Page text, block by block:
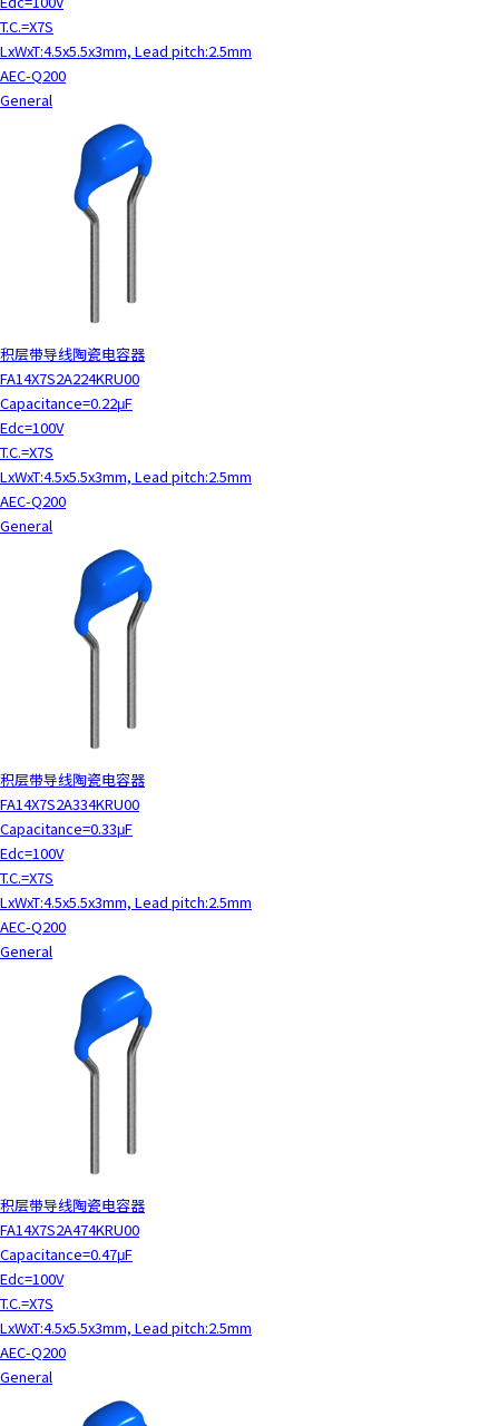
T.C.=X7S
LxWxT:4.5x5.5x3mm, Lead pitch:2.5mm
AEC-Q200
General
积层带导线陶瓷电容器
FA14X7S2A224KRU00
Capacitance=0.22μF
Edc=100V
T.C.=X7S
LxWxT:4.5x5.5x3mm, Lead pitch:2.5mm
AEC-Q200
General
积层带导线陶瓷电容器
FA14X7S2A334KRU00
Capacitance=0.33μF
Edc=100V
T.C.=X7S
LxWxT:4.5x5.5x3mm, Lead pitch:2.5mm
AEC-Q200
General
积层带导线陶瓷电容器
FA14X7S2A474KRU00
Capacitance=0.47μF
Edc=100V
T.C.=X7S
LxWxT:4.5x5.5x3mm, Lead pitch:2.5mm
AEC-Q200
General